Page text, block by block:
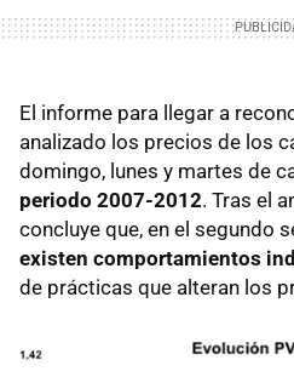
El informe para llegar a
analizado los precios de los
domingo, lunes y martes de
periodo 2007-2012. Tras el
concluye que, en el segundo
existen comportamientos
de prácticas que alteran los